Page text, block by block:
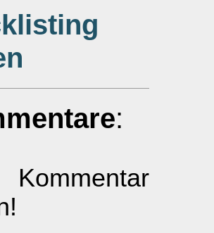
:
Kommentar